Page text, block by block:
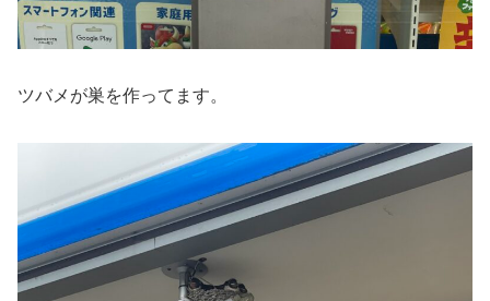
ツバメが巣を作ってます。